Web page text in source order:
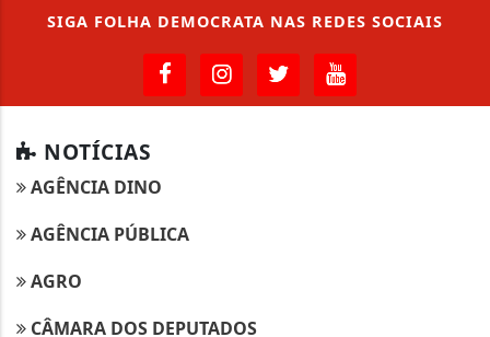
SIGA FOLHA DEMOCRATA NAS REDES SOCIAIS
NOTÍCIAS
AGÊNCIA DINO
AGÊNCIA PÚBLICA
AGRO
CÂMARA DOS DEPUTADOS